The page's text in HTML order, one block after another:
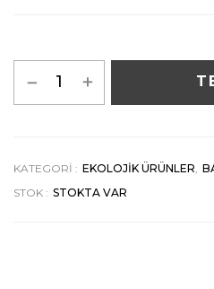
KATEGORI : EKOLOJIK ÜRÜNLER
STOK : STOKTA VAR